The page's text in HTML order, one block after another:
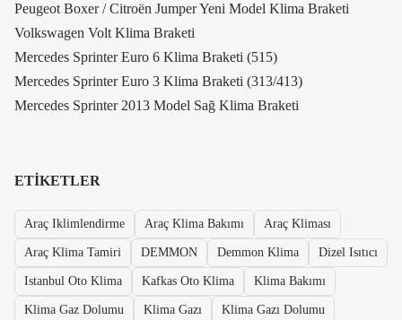
Peugeot Boxer / Citroën Jumper Yeni Model Klima Braketi
Volkswagen Volt Klima Braketi
Mercedes Sprinter Euro 6 Klima Braketi (515)
Mercedes Sprinter Euro 3 Klima Braketi (313/413)
Mercedes Sprinter 2013 Model Sağ Klima Braketi
ETIKETLER
Araç Iklimlendirme Araç Klima Bakımı Araç Kliması
Araç Klima Tamiri DEMMON Demmon Klima Dizel Isıtıcı
Istanbul Oto Klima Kafkas Oto Klima Klima Bakımı
Klima Gaz Dolumu Klima Gazı Klima Gazı Dolumu